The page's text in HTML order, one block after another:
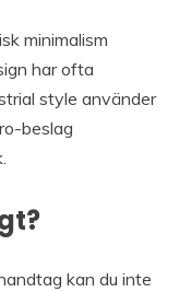
minimalism
har ofta
style använder
beslag
kan du inte